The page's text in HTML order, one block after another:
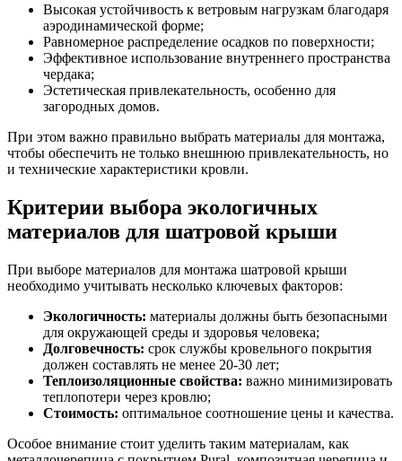
Высокая устойчивость к ветровым нагрузкам благодаря
аэродинамической форме;
Равномерное распределение осадков по поверхности;
Эффективное использование внутреннего пространства
чердака;
Эстетическая привлекательность, особенно для
загородных домов.
При этом важно правильно выбрать материалы для монтажа,
чтобы обеспечить не только внешнюю привлекательность, но
и технические характеристики кровли.
Критерии выбора экологичных
материалов для шатровой крыши
При выборе материалов для монтажа шатровой крыши
необходимо учитывать несколько ключевых факторов:
Экологичность: материалы должны быть безопасными
для окружающей среды и здоровья человека;
Долговечность: срок службы кровельного покрытия
должен составлять не менее 20-30 лет;
Теплоизоляционные свойства: важно минимизировать
теплопотери через кровлю;
Стоимость: оптимальное соотношение цены и качества.
Особое внимание стоит уделить таким материалам, как